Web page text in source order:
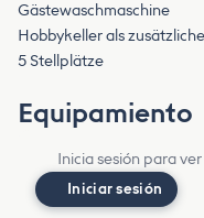
Gästewaschmaschine
Hobbykeller als
5 Stellplätze
Equipamiento
Inicia sesión para
Iniciar sesión